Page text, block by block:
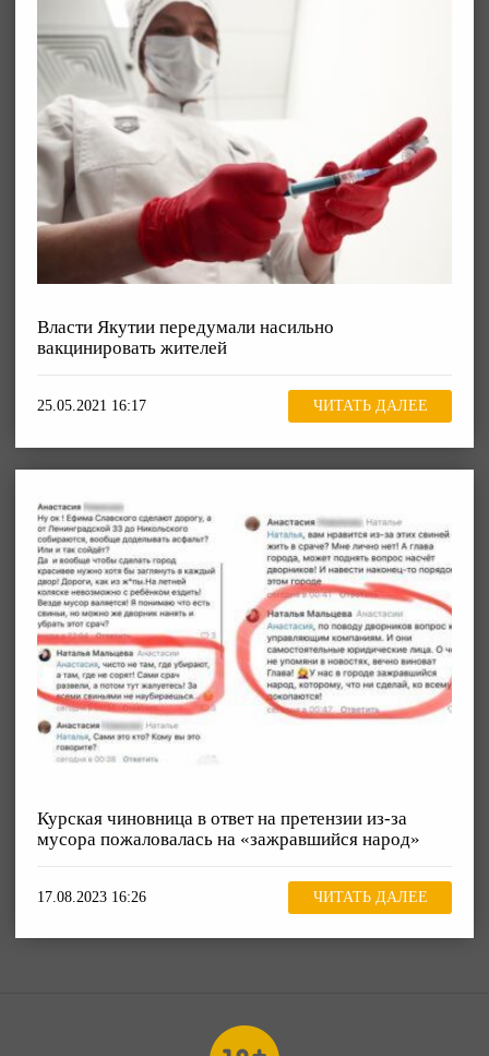
Власти Якутии передумали насильно
вакцинировать жителей
25.05.2021 16:17 ЧИТАТЬ ДАЛЕЕ
Курская чиновница в ответ на претензии из-за
мусора пожаловалась на «зажравшийся народ»
17.08.2023 16:26 ЧИТАТЬ ДАЛЕЕ